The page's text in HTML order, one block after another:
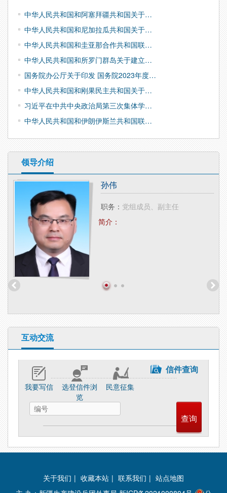
中华人民共和国和阿塞拜疆共和国关于…
中华人民共和国和尼加拉瓜共和国关于…
中华人民共和国和圭亚那合作共和国联…
中华人民共和国和所罗门群岛关于建立…
国务院办公厅关于印发 国务院2023年度…
中华人民共和国和刚果民主共和国关于…
习近平在中共中央政治局第三次集体学…
中华人民共和国和伊朗伊斯兰共和国联…
领导介绍
孙伟
职务： 党组成员、副主任
简介：
互动交流
我要写信
选登信件浏
览
民意征集
信件查询
关于我们 | 收藏本站 | 联系我们 | 站点地图